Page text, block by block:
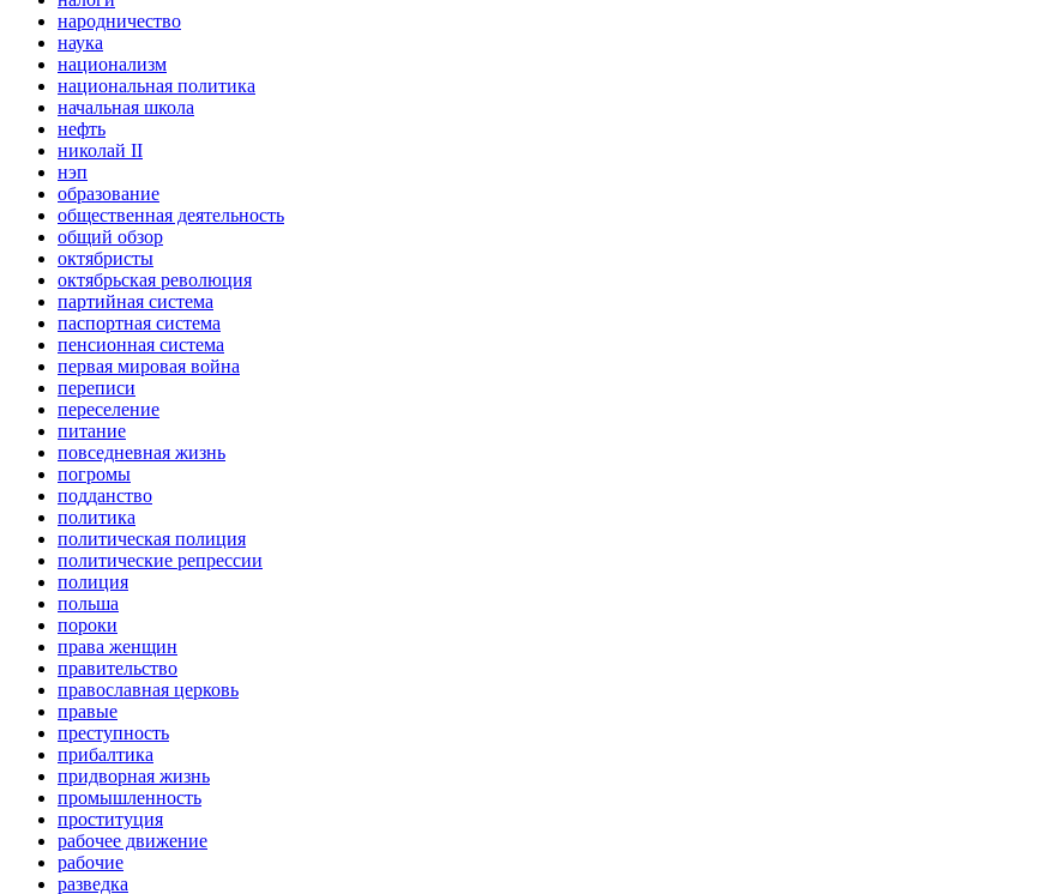
народничество
наука
национализм
национальная политика
начальная школа
нефть
николай II
нэп
образование
общественная деятельность
общий обзор
октябристы
октябрьская революция
партийная система
паспортная система
пенсионная система
первая мировая война
переписи
переселение
питание
повседневная жизнь
погромы
подданство
политика
политическая полиция
политические репрессии
полиция
польша
пороки
права женщин
правительство
православная церковь
правые
преступность
прибалтика
придворная жизнь
промышленность
проституция
рабочее движение
рабочие
разведка